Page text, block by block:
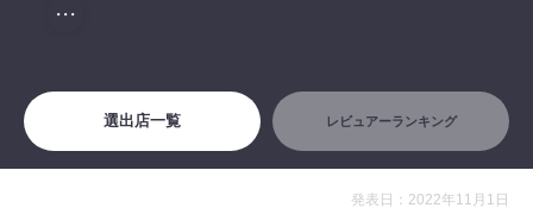
・・・
選出店一覧 レビュアーランキング
発表日：2022年11月1日